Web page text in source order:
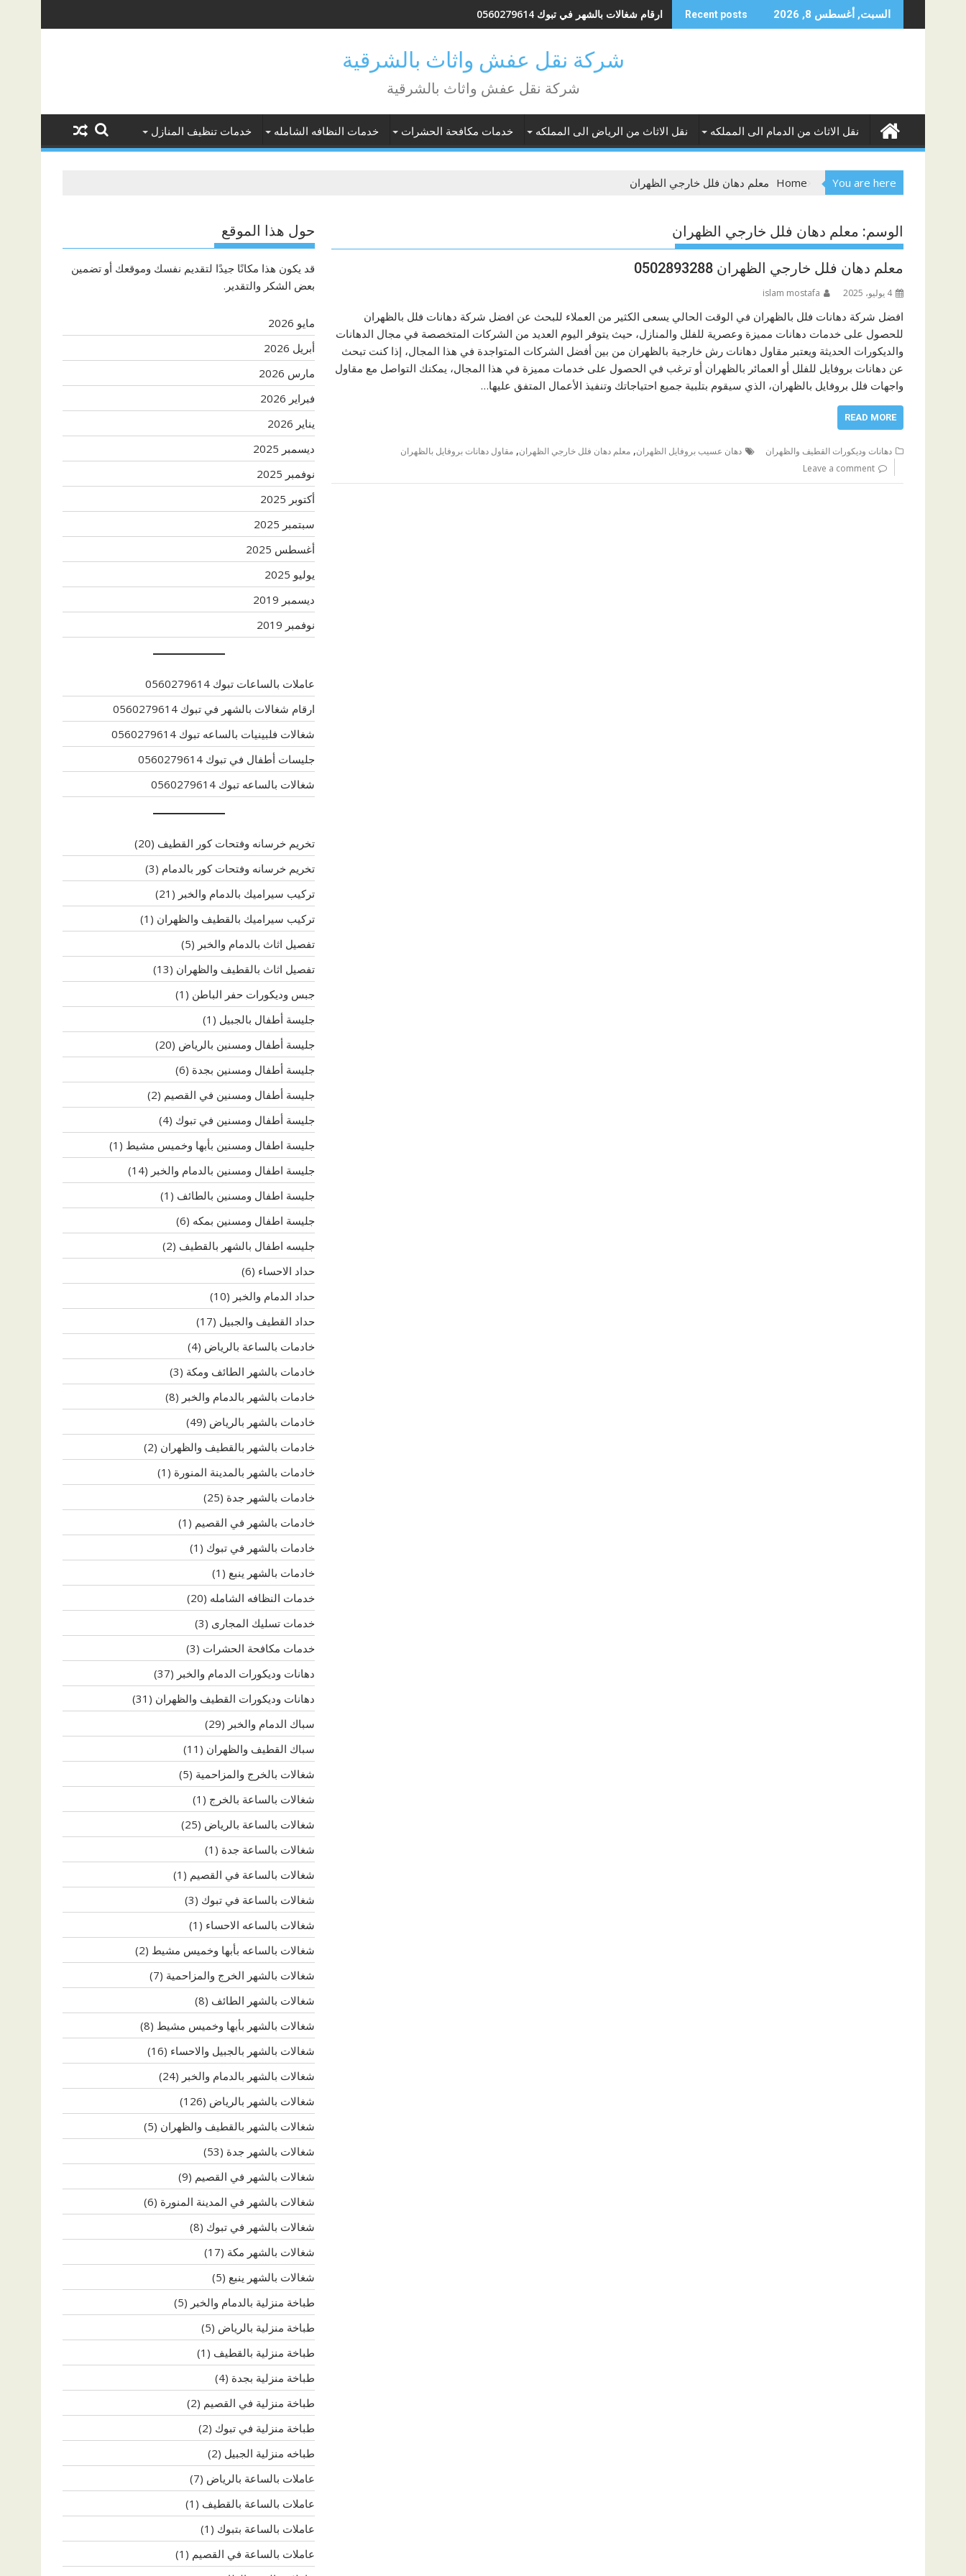
to
السبت, أغسطس 8, 2026 Recent posts ارقام شغالات بالشهر في تبوك 0560279614
شركة نقل عفش واثاث بالشرقية
شركة نقل عفش واثاث بالشرقية
نقل الاثاث من الدمام الى المملكه نقل الاثاث من الرياض الى المملكه خدمات مكافحة الحشرات خدمات النظافه الشامله خدمات تنظيف المنازل
You are here
Home معلم دهان فلل خارجي الظهران
الوسم: معلم دهان فلل خارجي الظهران
معلم دهان فلل خارجي الظهران 0502893288
4 يوليو، 2025 islam mostafa
افضل شركة دهانات فلل بالظهران في الوقت الحالي يسعى الكثير من العملاء للبحث عن افضل شركة دهانات فلل بالظهران
للحصول على خدمات دهانات مميزة وعصرية للفلل والمنازل، حيث يتوفر اليوم العديد من الشركات المتخصصة في مجال الدهانات
والديكورات الحديثة ويعتبر مقاول دهانات رش خارجية بالظهران من بين أفضل الشركات المتواجدة في هذا المجال، إذا كنت تبحث
عن دهانات بروفايل للفلل أو العمائر بالظهران أو ترغب في الحصول على خدمات مميزة في هذا المجال، يمكنك التواصل مع مقاول
واجهات فلل بروفايل بالظهران، الذي سيقوم بتلبية جميع احتياجاتك وتنفيذ الأعمال المتفق عليها…
READ MORE
دهانات وديكورات القطيف والظهران دهان عسيب بروفايل الظهران, معلم دهان فلل خارجي الظهران, مقاول دهانات بروفايل بالظهران
Leave a comment
حول هذا الموقع
قد يكون هذا مكانًا جيدًا لتقديم نفسك وموقعك أو تضمين
بعض الشكر والتقدير.
مايو 2026
أبريل 2026
مارس 2026
فبراير 2026
يناير 2026
ديسمبر 2025
نوفمبر 2025
أكتوبر 2025
سبتمبر 2025
أغسطس 2025
يوليو 2025
ديسمبر 2019
نوفمبر 2019
عاملات بالساعات تبوك 0560279614
ارقام شغالات بالشهر في تبوك 0560279614
شغالات فلبينيات بالساعه تبوك 0560279614
جليسات أطفال في تبوك 0560279614
شغالات بالساعه تبوك 0560279614
تخريم خرسانه وفتحات كور القطيف (20)
تخريم خرسانه وفتحات كور بالدمام (3)
تركيب سيراميك بالدمام والخبر (21)
تركيب سيراميك بالقطيف والظهران (1)
تفصيل اثاث بالدمام والخبر (5)
تفصيل اثاث بالقطيف والظهران (13)
جبس وديكورات حفر الباطن (1)
جليسة أطفال بالجبيل (1)
جليسة أطفال ومسنين بالرياض (20)
جليسة أطفال ومسنين بجدة (6)
جليسة أطفال ومسنين في القصيم (2)
جليسة أطفال ومسنين في تبوك (4)
جليسة اطفال ومسنين بأبها وخميس مشيط (1)
جليسة اطفال ومسنين بالدمام والخبر (14)
جليسة اطفال ومسنين بالطائف (1)
جليسة اطفال ومسنين بمكه (6)
جليسه اطفال بالشهر بالقطيف (2)
حداد الاحساء (6)
حداد الدمام والخبر (10)
حداد القطيف والجبيل (17)
خادمات بالساعة بالرياض (4)
خادمات بالشهر الطائف ومكة (3)
خادمات بالشهر بالدمام والخبر (8)
خادمات بالشهر بالرياض (49)
خادمات بالشهر بالقطيف والظهران (2)
خادمات بالشهر بالمدينة المنورة (1)
خادمات بالشهر جدة (25)
خادمات بالشهر في القصيم (1)
خادمات بالشهر في تبوك (1)
خادمات بالشهر ينبع (1)
خدمات النظافه الشامله (20)
خدمات تسليك المجارى (3)
خدمات مكافحة الحشرات (3)
دهانات وديكورات الدمام والخبر (37)
دهانات وديكورات القطيف والظهران (31)
سباك الدمام والخبر (29)
سباك القطيف والظهران (11)
شغالات بالخرج والمزاحمية (5)
شغالات بالساعة بالخرج (1)
شغالات بالساعة بالرياض (25)
شغالات بالساعة جدة (1)
شغالات بالساعة في القصيم (1)
شغالات بالساعة في تبوك (3)
شغالات بالساعه الاحساء (1)
شغالات بالساعه بأبها وخميس مشيط (2)
شغالات بالشهر الخرج والمزاحمية (7)
شغالات بالشهر الطائف (8)
شغالات بالشهر بأبها وخميس مشيط (8)
شغالات بالشهر بالجبيل والاحساء (16)
شغالات بالشهر بالدمام والخبر (24)
شغالات بالشهر بالرياض (126)
شغالات بالشهر بالقطيف والظهران (5)
شغالات بالشهر جدة (53)
شغالات بالشهر في القصيم (9)
شغالات بالشهر في المدينة المنورة (6)
شغالات بالشهر في تبوك (8)
شغالات بالشهر مكة (17)
شغالات بالشهر ينبع (5)
طباخة منزلية بالدمام والخبر (5)
طباخة منزلية بالرياض (5)
طباخة منزلية بالقطيف (1)
طباخة منزلية بجدة (4)
طباخة منزلية في القصيم (2)
طباخة منزلية في تبوك (2)
طباخه منزلية الجبيل (2)
عاملات بالساعة بالرياض (7)
عاملات بالساعة بالقطيف (1)
عاملات بالساعة بتبوك (1)
عاملات بالساعة في القصيم (1)